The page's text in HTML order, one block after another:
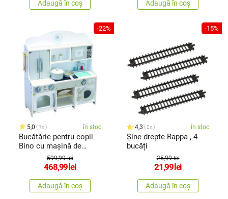
Adaugă în coș Adaugă în coș
-22%
5,0 1x în stoc
Bucătărie pentru copii
Bino cu mașină de
599,99 lei
468,99 lei
Adaugă în coș
-15%
4,3 2x în stoc
Șine drepte Rappa , 4
bucăți
25,99 lei
21,99 lei
Adaugă în coș